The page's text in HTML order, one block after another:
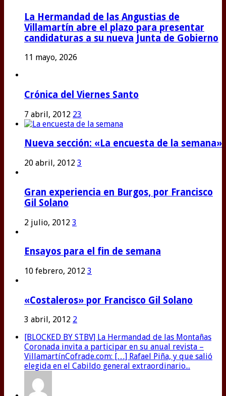
La Hermandad de las Angustias de
Villamartín abre el plazo para presentar
candidaturas a su nueva Junta de Gobierno
11 mayo, 2026
Crónica del Viernes Santo
7 abril, 2012 23
Nueva sección: «La encuesta de la semana»
20 abril, 2012 3
Gran experiencia en Burgos, por Francisco
Gil Solano
2 julio, 2012 3
Ensayos para el fin de semana
10 febrero, 2012 3
«Costaleros» por Francisco Gil Solano
3 abril, 2012 2
[BLOCKED BY STBV] La Hermandad de las Montañas
Coronada invita a participar en su anual revista –
VillamartínCofrade.com: […] Rafael Piña, y que salió
elegida en el Cabildo general extraordinario...